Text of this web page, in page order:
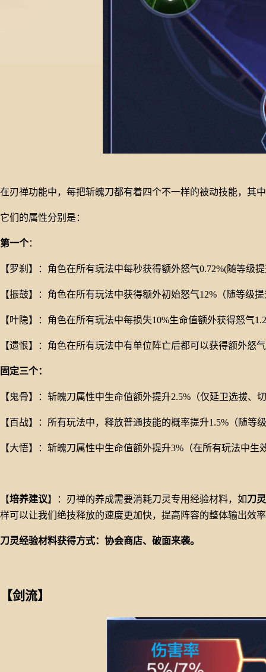
在刃禅功能中，每把斩魄刀都有着四个不一样的被动技能，其
它们的属性分别是：
第一个：
【罗刹】：角色在所有玩法中每秒获得额外怒气0.72%(随等级
【振鼓】：角色在所有玩法中获得额外初始怒气12%（随等级
【叶隐】：角色在所有玩法中每损失10%生命值额外获得怒气
【遗恨】：角色在所有玩法中有单位阵亡后都可以获得额外怒气
固定三个：
【鬼骨】：斩魄刀属性中生命值额外提升2.5%（仅延卫选拔、
【百战】：所有玩法中，释放普通技能的概率提升1.5%（随等
【大悟】：斩魄刀属性中生命值额外提升3%（在所有玩法中生
【培养建议】：刃禅的养成需要消耗刀灵专用经验材料，如刀
样可以让我们绝技释放的速度更加快，提高阵容的整体输出效
刀灵经验材料获得方式：协会商店、破面来袭。
【剑流】